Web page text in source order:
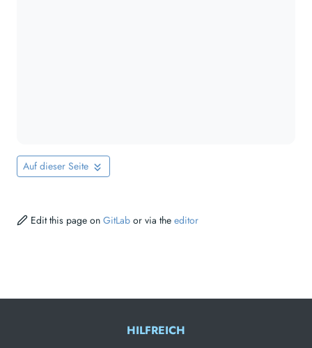
Auf dieser Seite
Edit this page on GitLab or via the editor
HILFREICH